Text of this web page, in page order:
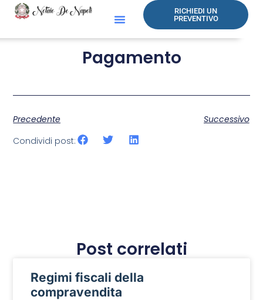
RICHIEDI UN
PREVENTIVO
Pagamento
Precedente
Successivo
Condividi post:
Post correlati
Regimi fiscali della
compravendita